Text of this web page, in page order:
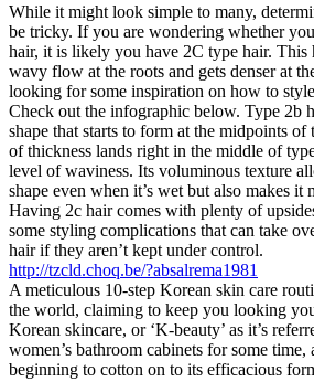
While it might look simple to many,
be tricky. If you are wondering whether
hair, it is likely you have 2C type hair. This
wavy flow at the roots and gets denser at
looking for some inspiration on how to
Check out the infographic below. Type 2b
shape that starts to form at the midpoints
of thickness lands right in the middle of
level of waviness. Its voluminous texture
shape even when it’s wet but also makes it
Having 2c hair comes with plenty of
some styling complications that can take
hair if they aren’t kept under control.
http://tzcld.choq.be/?absalrema1981
A meticulous 10-step Korean skin care
the world, claiming to keep you looking
Korean skincare, or ‘K-beauty’ as it’s
women’s bathroom cabinets for some time,
beginning to cotton on to its efficacious